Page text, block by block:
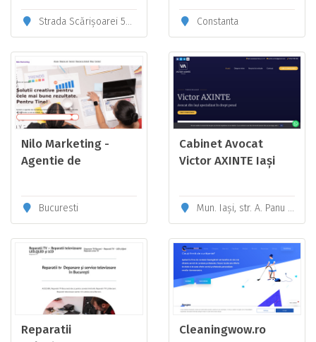
Strada Scărişoarei 50, Turda 401088
echipamente
Constanta
Nilo Marketing -
Agentie de
pedigree
Bucuresti
Cabinet Avocat
Victor AXINTE Iași
Mun. Iași, str. A. Panu nr. 21
Reparatii
Cleaningwow.ro